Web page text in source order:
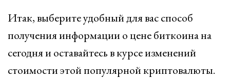
Итак, выберите удобный для вас способ
получения информации о цене биткоина на
сегодня и оставайтесь в курсе изменений
стоимости этой популярной криптовалюты.